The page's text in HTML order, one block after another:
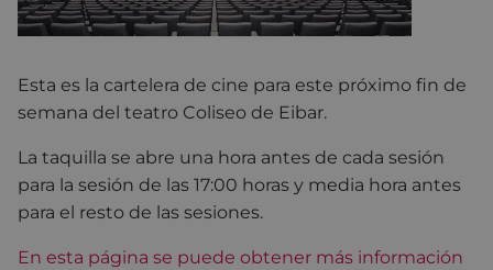
Esta es la cartelera de cine para este próximo fin de
semana del teatro Coliseo de Eibar.
La taquilla se abre una hora antes de cada sesión
para la sesión de las 17:00 horas y media hora antes
para el resto de las sesiones.
En esta página se puede obtener más información